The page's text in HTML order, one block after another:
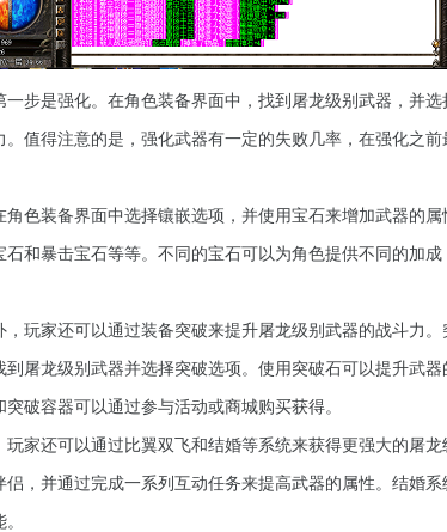
一步是强化。在角色装备界面中，找到屠龙级别武器，并
。值得注意的是，强化武器有一定的失败几率，在强化之
角色装备界面中选择镶嵌选项，并使用宝石来增加武器的
和暴击宝石等等。不同的宝石可以为角色提供不同的加
，玩家还可以通过装备突破来提升屠龙级别武器的战斗力
屠龙级别武器并选择突破选项。使用突破石可以提升武
破容器可以通过参与活动或商城购买获得。
玩家还可以通过比翼双飞和结婚等系统来获得更强大的屠
，并通过完成一系列互动任务来提高武器的属性。结婚